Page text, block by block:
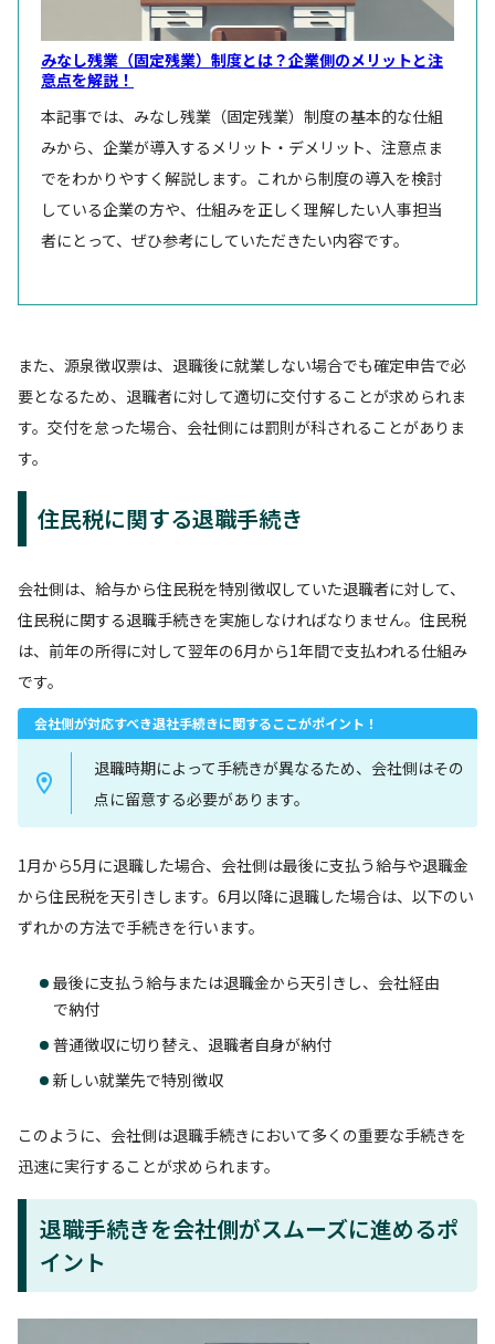
みなし残業（固定残業）制度とは？企業側のメリットと注
意点を解説！
本記事では、みなし残業（固定残業）制度の基本的な仕組
みから、企業が導入するメリット・デメリット、注意点ま
でをわかりやすく解説します。これから制度の導入を検討
している企業の方や、仕組みを正しく理解したい人事担当
者にとって、ぜひ参考にしていただきたい内容です。
また、源泉徴収票は、退職後に就業しない場合でも確定申告で必
要となるため、退職者に対して適切に交付することが求められま
す。交付を怠った場合、会社側には罰則が科されることがありま
す。
住民税に関する退職手続き
会社側は、給与から住民税を特別徴収していた退職者に対して、
住民税に関する退職手続きを実施しなければなりません。住民税
は、前年の所得に対して翌年の6月から1年間で支払われる仕組み
です。
会社側が対応すべき退社手続きに関するここがポイント！
退職時期によって手続きが異なるため、会社側はその
点に留意する必要があります。
1月から5月に退職した場合、会社側は最後に支払う給与や退職金
から住民税を天引きします。6月以降に退職した場合は、以下のい
ずれかの方法で手続きを行います。
最後に支払う給与または退職金から天引きし、会社経由
で納付
普通徴収に切り替え、退職者自身が納付
新しい就業先で特別徴収
このように、会社側は退職手続きにおいて多くの重要な手続きを
迅速に実行することが求められます。
退職手続きを会社側がスムーズに進めるポ
イント